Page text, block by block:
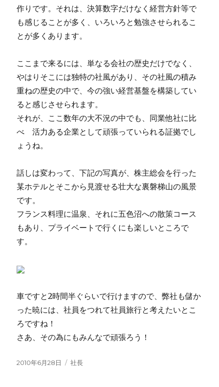
作りです。それは、決算数字だけなく経営方針等で
も感じることが多く、いろいろと勉強させられるこ
とが多くあります。
ここまで来るには、単なる会社の歴史だけでなく、
やはりそこには独特の社風があり、その社風の積み
重ねの歴史の中で、今の強い経営基盤を構築してい
ると感じさせられます。
それが、ここ数年の大不況の中でも、同業他社に比
べ 活力ある企業として頑張っていられる証拠でし
ょうね。
話しは変わって、下記の写真が、株主総会を行った
某ホテルとそこから見渡せる壮大な裏磐梯山の風景
です。
フランス料理に温泉、それに五色沼への散策コース
もあり、プライベートで行くにも楽しいところで
す。
車ですと2時間半ぐらいで行けますので、弊社も儲か
った暁には、社員をつれて社員旅行と考えたいとこ
ろですね！
さあ、その為にもみんなで頑張ろう！
投
2010年6月28日
カ
社長